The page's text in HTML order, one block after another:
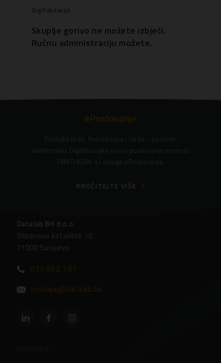
Digitalizacija
Skuplje gorivo ne možete izbjeći.
Ručnu administraciju možete.
ePoslovanje
Poslujte brže, fleksibilnije i lakše - poslujte
elektronski. Digitalizirajte svoje poslovanje pomoću
PANTHEON-a i usluga ePoslovanja.
PROČITAJTE VIŠE
Datalab BH d.o.o.
Vilsonovo šetalište 10
71000 Sarajevo
033 652 101
prodaja@datalab.ba